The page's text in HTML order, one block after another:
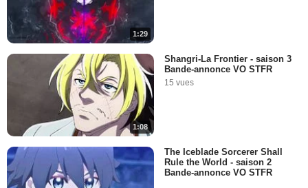
1:29
1:08
Shangri-La Frontier - saison 3
Bande-annonce VO STFR
15 vues
The Iceblade Sorcerer Shall
Rule the World - saison 2
Bande-annonce VO STFR